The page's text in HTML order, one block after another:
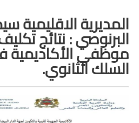
المديرية الاقليمية
البرنوصي : نتائج
السلك الثانوي.